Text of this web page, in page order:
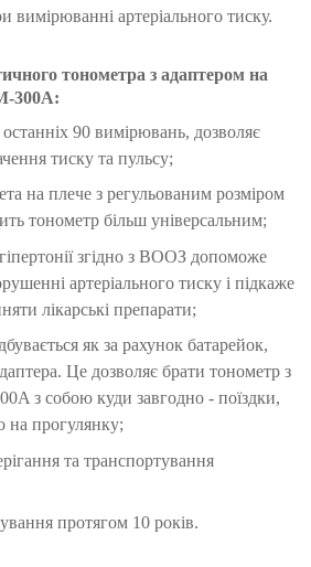
вимірюванні артеріального тиску.
тонометра з адаптером на
300A:
90 вимірювань, дозволяє
тиску та пульсу;
на плече з регульованим розміром
тонометр більш універсальним;
згідно з ВООЗ допоможе
артеріального тиску і підкаже
лікарські препарати;
як за рахунок батарейок,
Це дозволяє брати тонометр з
з собою куди завгодно - поїздки,
на прогулянку;
та транспортування
протягом 10 років.